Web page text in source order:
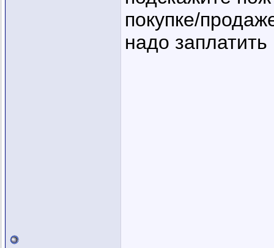
покупке/
надо заплатить